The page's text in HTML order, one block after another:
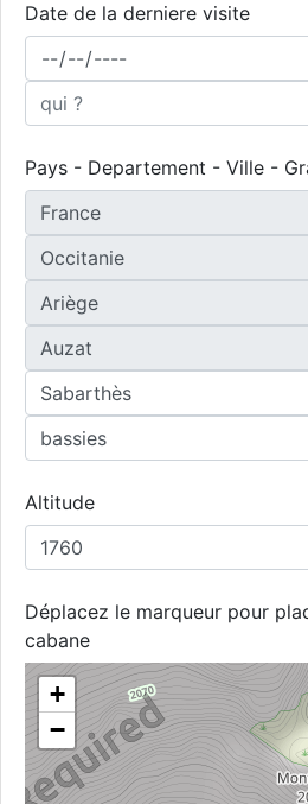
Date de la derniere visite
Pays - Departement - Ville -
Altitude
Déplacez le marqueur pour
cabane
+
−